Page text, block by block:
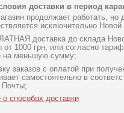
доставки в период
продолжает работать, но
исключительно Новой
доставка до склада
от 1000 грн, или согласно
на меньшую сумму;
заказов с оплатой при
самостоятельно в
Почты;
способах доставки